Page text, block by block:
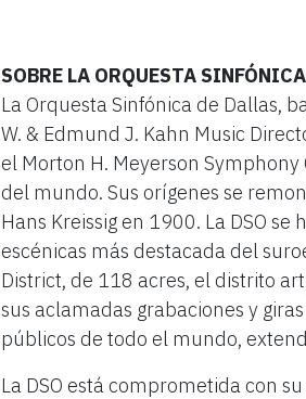
SOBRE LA ORQUESTA
La Orquesta Sinfónica de Dallas,
W. & Edmund J. Kahn Music
el Morton H. Meyerson
del mundo. Sus orígenes se
Hans Kreissig en 1900. La DSO
escénicas más destacada del
District, de 118 acres, el distrito
sus aclamadas grabaciones y
públicos de todo el mundo,
La DSO está comprometida con